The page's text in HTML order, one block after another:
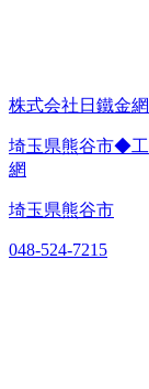
株式会社日鐵金網
埼玉県熊谷市◆
網
埼玉県熊谷市
048-524-7215